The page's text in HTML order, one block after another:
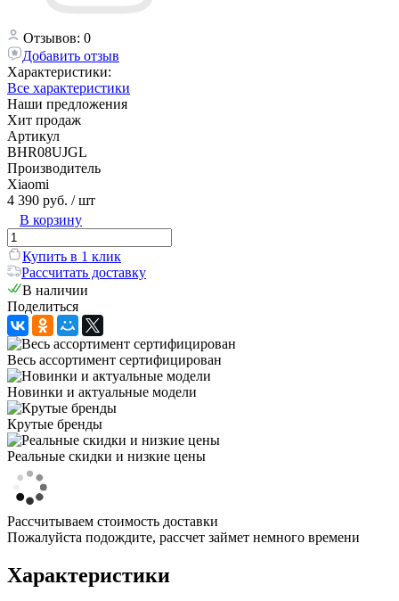
Отзывов: 0
Добавить отзыв
Характеристики:
Все характеристики
Наши предложения
Хит продаж
Артикул
BHR08UJGL
Производитель
Xiaomi
4 390 руб. / шт
В корзину
Купить в 1 клик
Рассчитать доставку
В наличии
Поделиться
Весь ассортимент сертифицирован
Новинки и актуальные модели
Крутые бренды
Реальные скидки и низкие цены
Рассчитываем стоимость доставки
Пожалуйста подождите, рассчет займет немного времени
Характеристики